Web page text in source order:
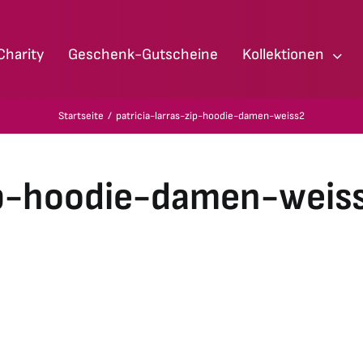
Geschenk-Gutscheine Kollektionen
Startseite patricia-larras-zip-hoodie-damen-weiss2
damen-